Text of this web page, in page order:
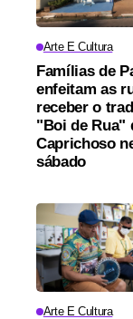
Arte E Cultura
Famílias de
enfeitam as
receber o
"Boi de Rua"
Caprichoso
sábado
Arte E Cultura